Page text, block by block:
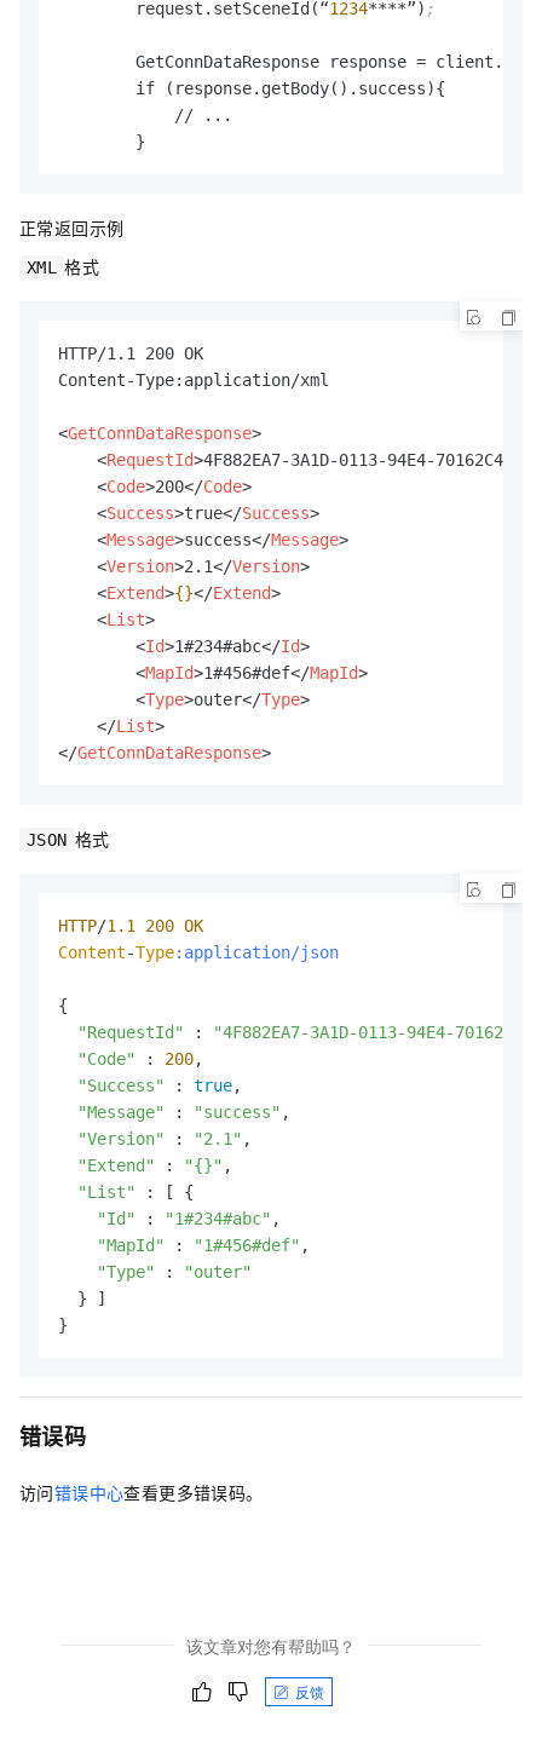
        request.setSceneId(“
1234****”) ;
        GetConnDataResponse response
=
        if (response.getBody().success){
            // ...
        }
正常返回示例
XML 格式
HTTP/1.1 200 OK
Content-Type:application/xml
<GetConnDataResponse>
<RequestId>4F882EA7-3A1D-0113-94E4-70162C4****
<Code>200</Code>
<Success>true</Success>
<Message>success</Message>
<Version>2.1</Version>
<Extend>{}</Extend>
<List>
<Id>1#234#abc</Id>
<MapId>1#456#def</MapId>
<Type>outer</Type>
</List>
</GetConnDataResponse>
JSON 格式
HTTP/1.1 200 OK
Content-Type:application/json
{
"RequestId"
:
"4F882EA7-3A1D-0113-94E4-
"Code"
: 200,
"Success"
: true,
"Message"
: "success" ,
"Version"
: "2.1" ,
"Extend"
: "{}" ,
"List"
: [ {
"Id"
: "1#234#abc" ,
"MapId"
: "1#456#def" ,
"Type"
:
"outer"
  } ]
}
错误码
访问错误中心查看更多错误码。
该文章对您有帮助吗？
反馈